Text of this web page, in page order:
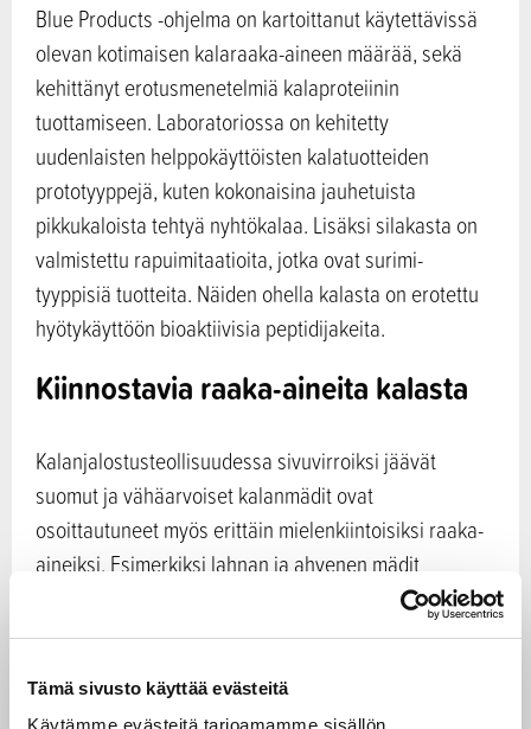
Tämä sivusto käyttää evästeitä
Käytämme evästeitä tarjoamamme sisällön
Blue Products -ohjelma on kartoittanut käytettävissä
olevan kotimaisen kalaraaka-aineen määrää, sekä
kehittänyt erotusmenetelmiä kalaproteiinin
tuottamiseen. Laboratoriossa on kehitetty
uudenlaisten helppokäyttöisten kalatuotteiden
prototyyppejä, kuten kokonaisina jauhetuista
pikkukaloista tehtyä nyhtökalaa. Lisäksi silakasta on
valmistettu rapuimitaatioita, jotka ovat surimi-
tyyppisiä tuotteita. Näiden ohella kalasta on erotettu
hyötykäyttöön bioaktiivisia peptidijakeita.
Kiinnostavia raaka-aineita kalasta
Kalanjalostusteollisuudessa sivuvirroiksi jäävät
suomut ja vähäarvoiset kalanmädit ovat
osoittautuneet myös erittäin mielenkiintoisiksi raaka-
aineiksi. Esimerkiksi lahnan ja ahvenen mädit
sisältävät hyvin runsaasti D-vitamiinia ja hyvälaatuisia
rasvahappoja; pitoisuudet ovat merkittävästi
puolestaan on tuotettu laboratoriossa biohajoavia